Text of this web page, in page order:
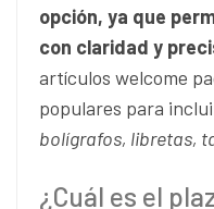
opción, ya que
con claridad y
artículos welcome
populares para
bolígrafos, libretas,
¿Cuál es el